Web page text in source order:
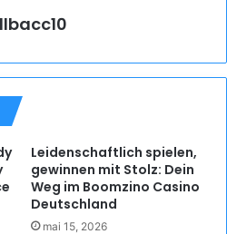
Leidenschaftlich spielen,
gewinnen mit Stolz: Dein
Weg im Boomzino Casino
Deutschland
mai 15, 2026